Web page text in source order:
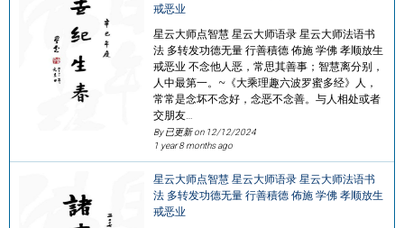
戒恶业
星云大师点智慧 星云大师语录 星云大师法语书
法 多转发功德无量 行善積德 佈施 学佛 孝顺放生
戒恶业 不念他人恶，常思其善事；智慧离分别，
人中最第一。~《大乘理趣六波罗蜜多经》人，
常常是念坏不念好，念恶不念善。与人相处或者
交朋友…
By 已更新 on 12/12/2024
1 year 8 months ago
星云大师点智慧 星云大师语录 星云大师法语书
法 多转发功德无量 行善積德 佈施 学佛 孝顺放生
戒恶业